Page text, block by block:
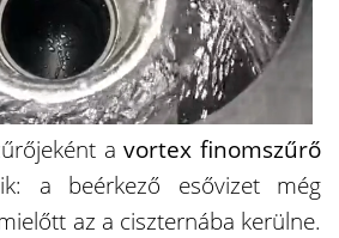
avortex finomszűrő
a beérkező esővizet még
az a ciszternába kerülne.